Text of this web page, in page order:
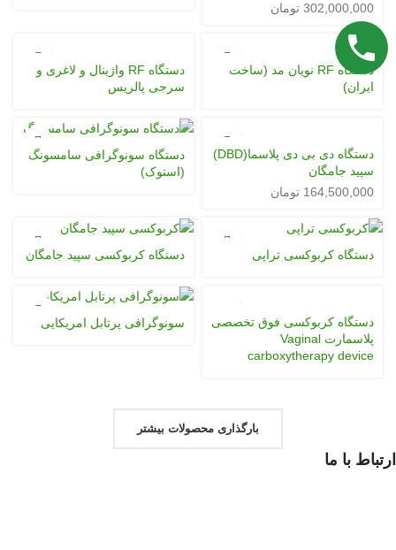
302,000,000 تومان
دستگاه RF نویان مد (ساخت
ایران)
دستگاه RF واژینال و لاغری و
سرجی پالریس
دستگاه دی بی دی پلاسما(DBD)
سپید جامگان
164,500,000 تومان
دستگاه سونوگرافی سامسونگ
(استوک)
دستگاه کربوکسی تراپی دستگاه کربوکسی سپید جامگان
دستگاه کربوکسی فوق تخصصی
پلاسمارت Vaginal
carboxytherapy device
سونوگرافی پرتابل امریکایی
بارگذاری محصولات بیشتر
ارتباط با ما